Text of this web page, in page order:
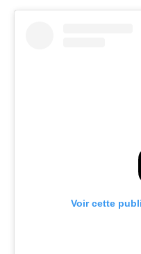
Voir cette